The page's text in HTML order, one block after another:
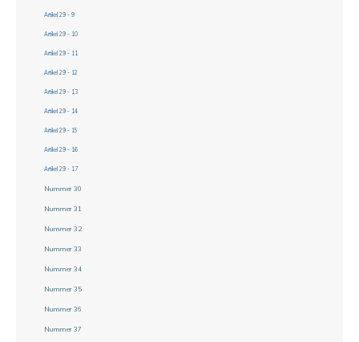
Artikel 29 - 9
Artikel 29 - 10
Artikel 29 - 11
Artikel 29 - 12
Artikel 29 - 13
Artikel 29 - 14
Artikel 29 - 15
Artikel 29 - 16
Artikel 29 - 17
Nummer 30
Nummer 31
Nummer 32
Nummer 33
Nummer 34
Nummer 35
Nummer 36
Nummer 37